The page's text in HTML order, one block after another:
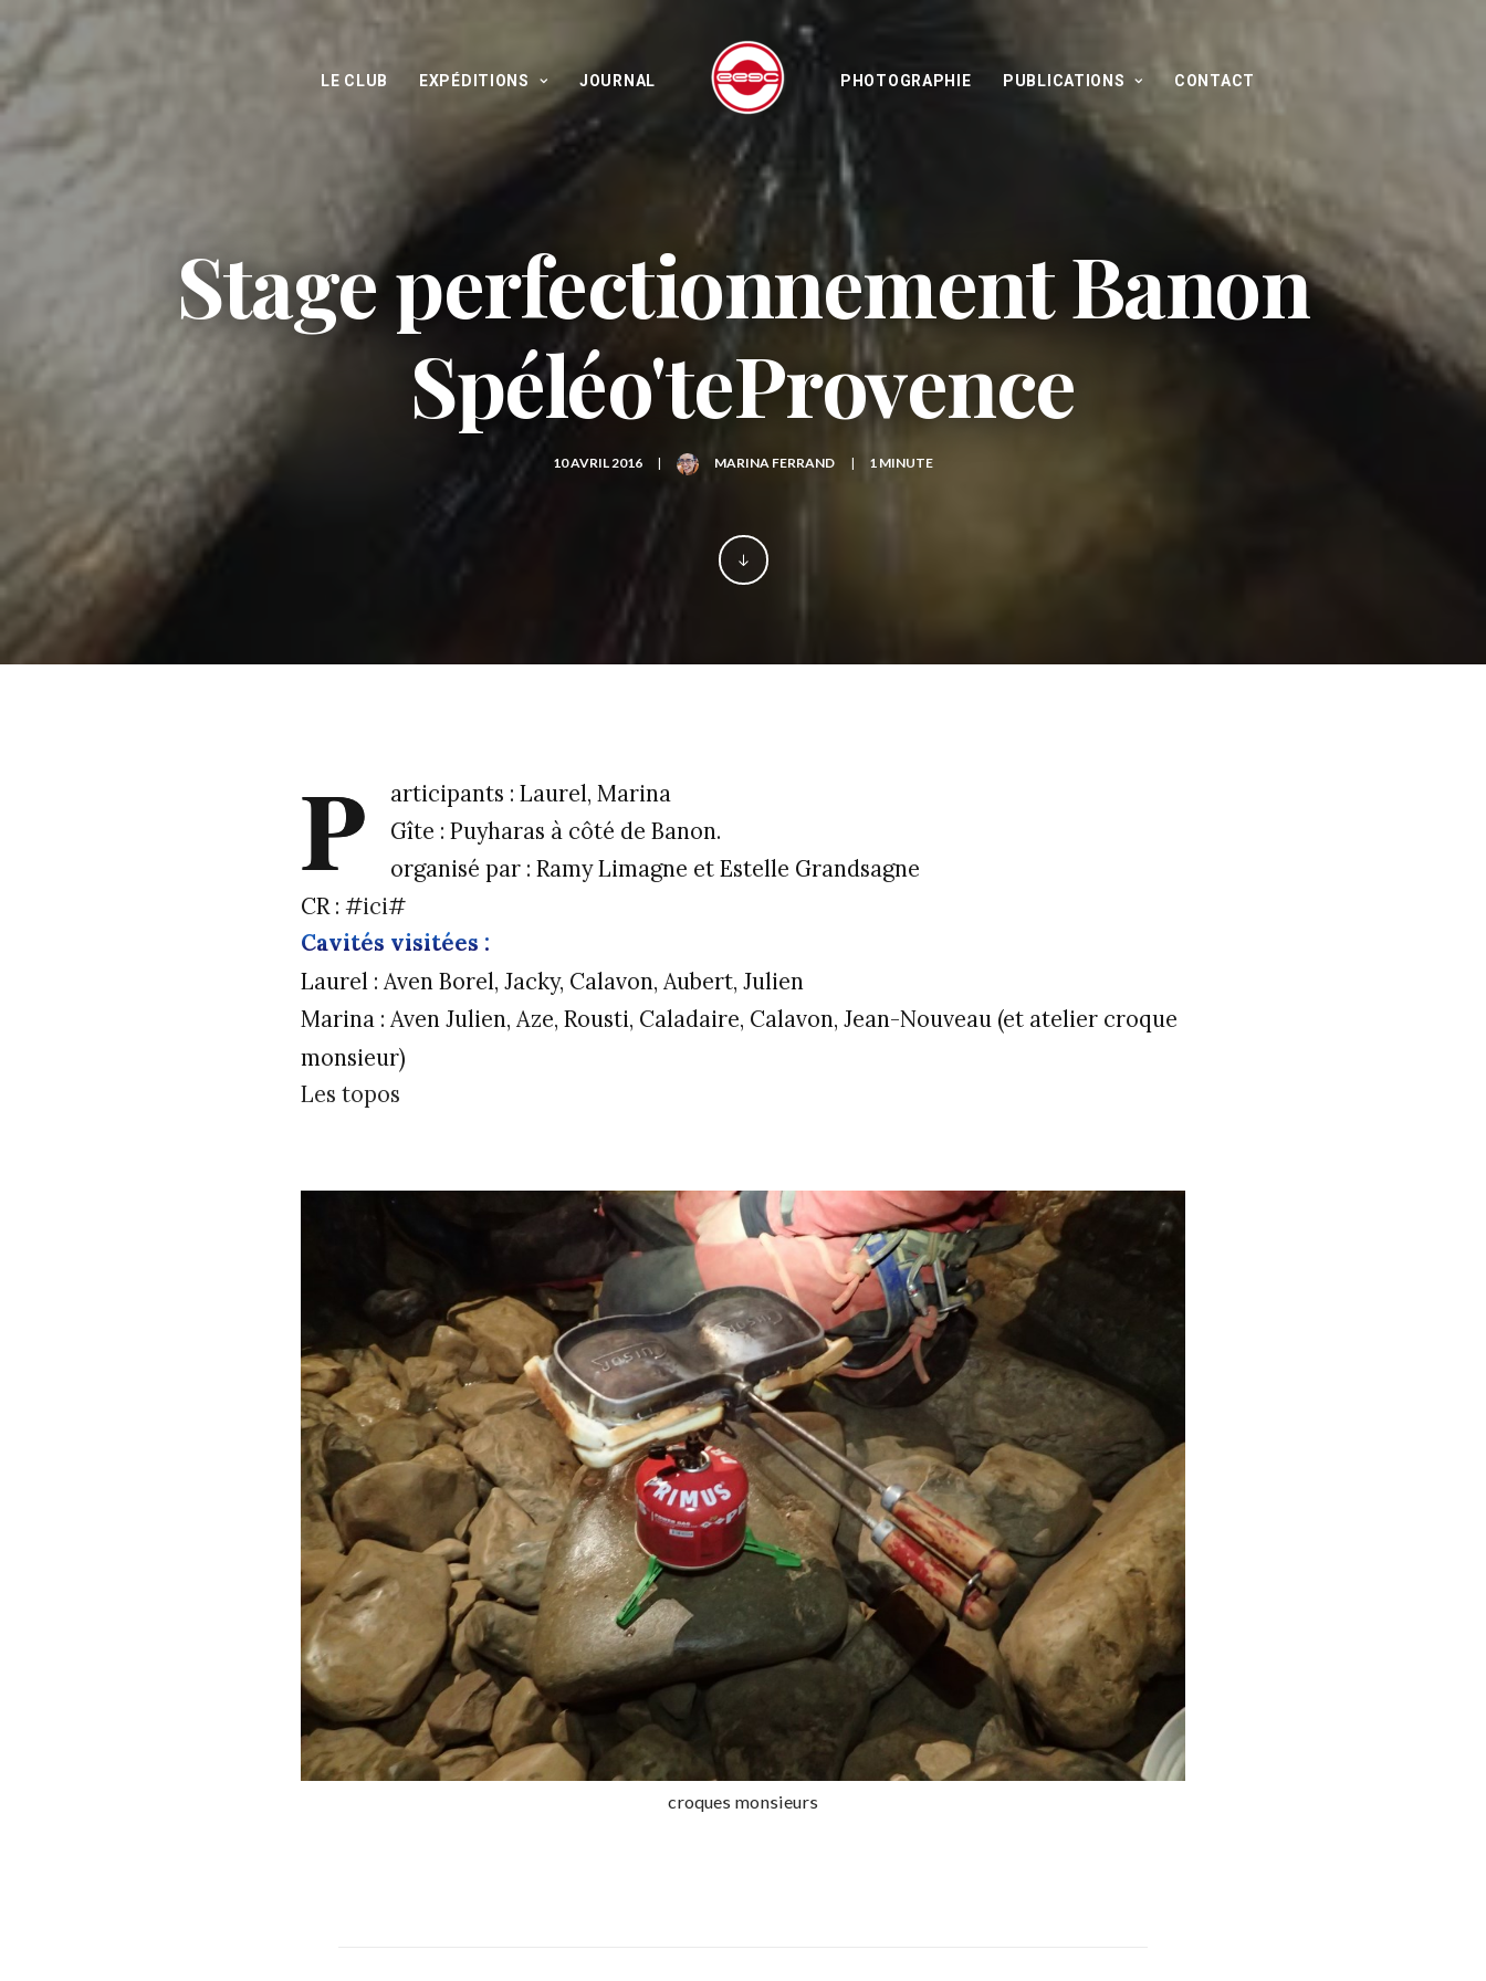
LE CLUB EXPÉDITIONS JOURNAL PHOTOGRAPHIE PUBLICATIONS CONTACT
Stage perfectionnement Banon
Spéléo'teProvence
10 AVRIL 2016 | MARINA FERRAND | 1 MINUTE
P
articipants : Laurel, Marina
Gîte : Puyharas à côté de Banon.
organisé par : Ramy Limagne et Estelle Grandsagne
CR : #ici#
Cavités visitées :
Laurel : Aven Borel, Jacky, Calavon, Aubert, Julien
Marina : Aven Julien, Aze, Rousti, Caladaire, Calavon, Jean-Nouveau (et atelier croque
monsieur)
Les topos
croques monsieurs